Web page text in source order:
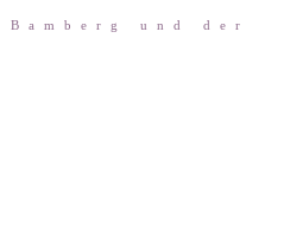
und der